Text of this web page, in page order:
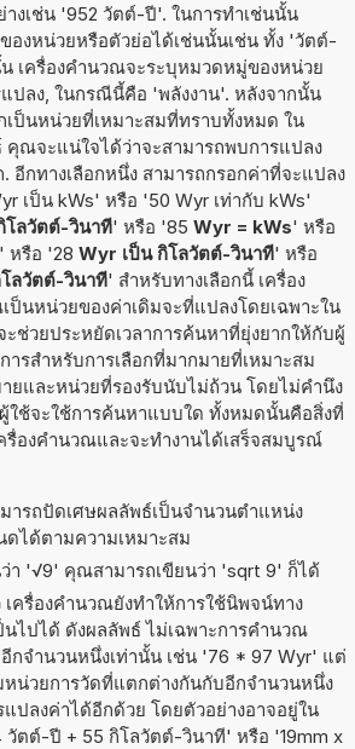
างเช่น '952 วัตต์-ปี'. ในการทำเช่นนั้น
องหน่วยหรือตัวย่อได้เช่นนั้นเช่น ทั้ง 'วัตต์-
เครื่องคำนวณจะระบุหมวดหมู่ของหน่วย
ปลง, ในกรณีนี้คือ 'พลังงาน'. หลังจากนั้น
ป็นหน่วยที่เหมาะสมที่ทราบทั้งหมด ใน
คุณจะแน่ใจได้ว่าจะสามารถพบการแปลง
กทางเลือกหนึ่ง สามารถกรอกค่าที่จะแปลง
เป็น kWs' หรือ '50 Wyr เท่ากับ kWs'
ลวัตต์-วินาที' หรือ '85 Wyr = kWs' หรือ
' หรือ '28 Wyr เป็น กิโลวัตต์-วินาที' หรือ
ลวัตต์-วินาที' สำหรับทางเลือกนี้ เครื่อง
นหน่วยของค่าเดิมจะที่แปลงโดยเฉพาะใน
ช่วยประหยัดเวลาการค้นหาที่ยุ่งยากให้กับผู้
ารสำหรับการเลือกที่มากมายที่เหมาะสม
ยและหน่วยที่รองรับนับไม่ถ้วน โดยไม่คำนึง
ใช้จะใช้การค้นหาแบบใด ทั้งหมดนั้นคือสิ่งที่
รื่องคำนวณและจะทำงานได้เสร็จสมบูรณ์
ารถปัดเศษผลลัพธ์เป็นจำนวนตำแหน่ง
ได้ตามความเหมาะสม
า '√9' คุณสามารถเขียนว่า 'sqrt 9' ก็ได้
ครื่องคำนวณยังทำให้การใช้นิพจน์ทาง
ไปได้ ดังผลลัพธ์ ไม่เฉพาะการคำนวณ
กจำนวนหนึ่งเท่านั้น เช่น '76 * 97 Wyr' แต่
หน่วยการวัดที่แตกต่างกันกับอีกจำนวนหนึ่ง
แปลงค่าได้อีกด้วย โดยตัวอย่างอาจอยู่ใน
ตต์-ปี + 55 กิโลวัตต์-วินาที' หรือ '19mm x